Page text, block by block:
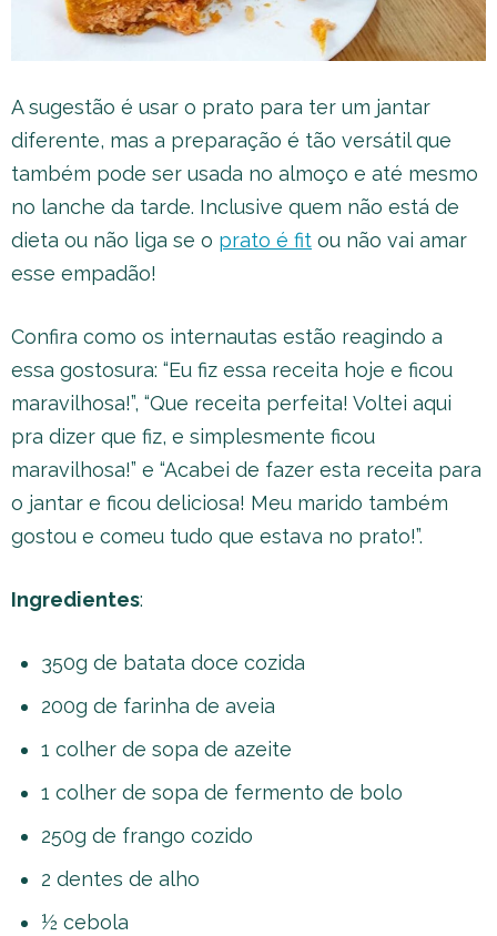
A sugestão é usar o prato para ter um jantar
diferente, mas a preparação é tão versátil que
também pode ser usada no almoço e até mesmo
no lanche da tarde. Inclusive quem não está de
dieta ou não liga se o prato é fit ou não vai amar
esse empadão!
Confira como os internautas estão reagindo a
essa gostosura: “Eu fiz essa receita hoje e ficou
maravilhosa!”, “Que receita perfeita! Voltei aqui
pra dizer que fiz, e simplesmente ficou
maravilhosa!” e “Acabei de fazer esta receita para
o jantar e ficou deliciosa! Meu marido também
gostou e comeu tudo que estava no prato!”.
Ingredientes:
350g de batata doce cozida
200g de farinha de aveia
1 colher de sopa de azeite
1 colher de sopa de fermento de bolo
250g de frango cozido
2 dentes de alho
½ cebola